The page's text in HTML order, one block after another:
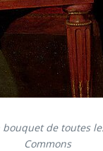
de toutes
Commons